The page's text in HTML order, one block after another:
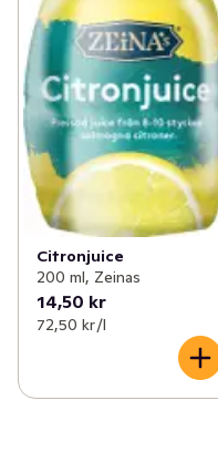
Citronjuice
200 ml, Zeinas
14,50 kr
72,50 kr /l